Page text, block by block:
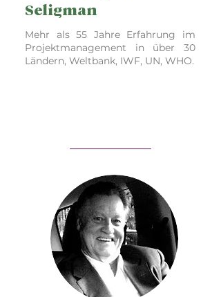
Seligman
Mehr als 55 Jahre Erfahrung im
Projektmanagement in über 30
Ländern, Weltbank, IWF, UN, WHO.